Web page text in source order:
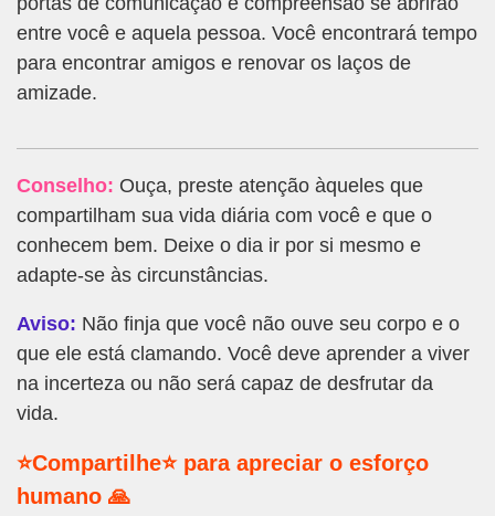
entre você e aquela pessoa. Você encontrará tempo
para encontrar amigos e renovar os laços de
amizade.
Conselho: Ouça, preste atenção àqueles que
compartilham sua vida diária com você e que o
conhecem bem. Deixe o dia ir por si mesmo e
adapte-se às circunstâncias.
Aviso: Não finja que você não ouve seu corpo e o
que ele está clamando. Você deve aprender a viver
na incerteza ou não será capaz de desfrutar da
vida.
⭐Compartilhe⭐ para apreciar o esforço
humano 🙏